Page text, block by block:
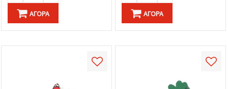
ΑΓΟΡΆ ΑΓΟΡΆ